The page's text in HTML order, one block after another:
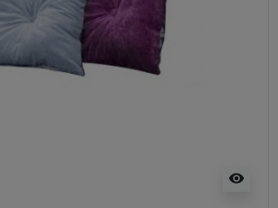
visibility